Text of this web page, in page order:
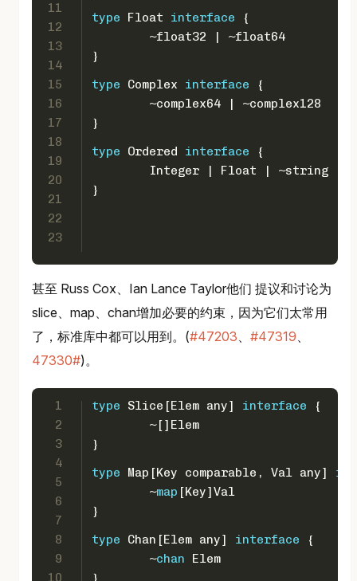
11
12
13
14
15
16
17
18
19
20
21
22
23
type Float interface {
	~
float32 | ~float64
}
type Complex interface {
	~
complex64 | ~complex128
}
type Ordered interface {
	Integer | Float | ~
string
}
甚至 Russ Cox、Ian Lance Taylor他们 提议和讨论为
slice、map、chan增加必要的约束，因为它们太常用
了，标准库中都可以用到。(#47203、 #47319、
47330#)。
1
2
3
4
5
6
7
8
9
10
type Slice[Elem any] interface {
	~[]Elem
}
type Map[Key comparable, Val any]
	~
map [Key]Val
}
type Chan[Elem any] interface {
	~
chan Elem
}